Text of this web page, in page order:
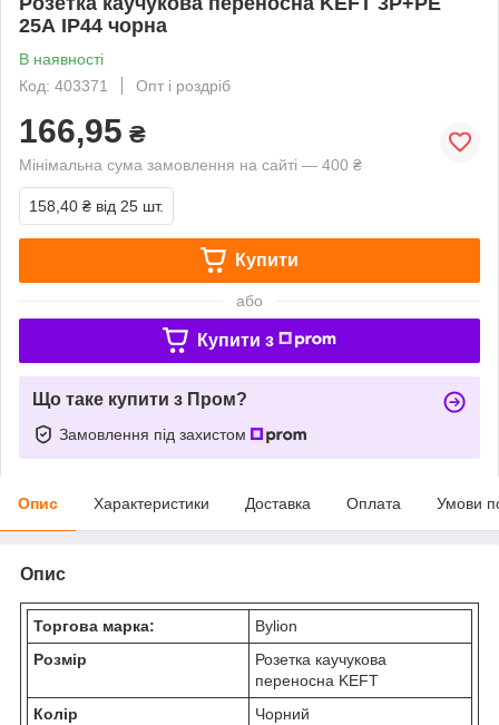
25А IP44 чорна
В наявності
Код: 403371
Опт і роздріб
166,95 ₴
Мінімальна сума замовлення на сайті — 400 ₴
158,40 ₴ від 25 шт.
Купити
або
Купити з
Що таке купити з Пром?
Замовлення під захистом
Опис Характеристики Доставка Оплата Умови
Опис
Торгова марка:
Bylion
Розмір
Розетка каучукова
переносна KEFT
Колір
Чорний